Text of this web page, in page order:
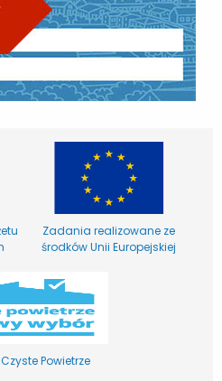
Zadania realizowane ze
środków Unii Europejskiej
Powietrze